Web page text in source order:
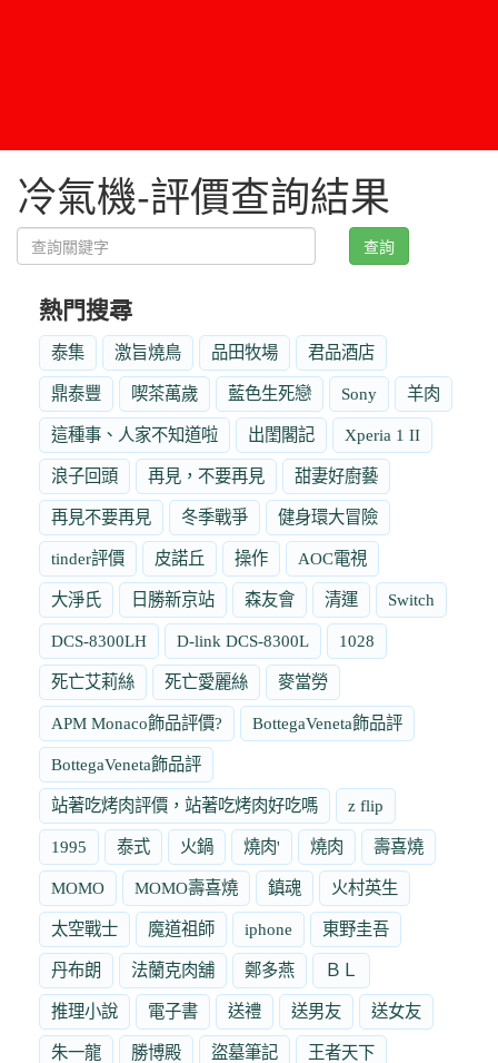
冷氣機-評價查詢結果
查詢
熱門搜尋
泰集 激旨燒鳥 品田牧場 君品酒店
鼎泰豐 喫茶萬歲 藍色生死戀 Sony 羊肉
這種事、人家不知道啦 出閨閣記 Xperia 1 II
浪子回頭 再見，不要再見 甜妻好廚藝
再見不要再見 冬季戰爭 健身環大冒險
tinder評價 皮諾丘 操作 AOC電視
大淨氏 日勝新京站 森友會 清運 Switch
DCS-8300LH D-link DCS-8300L 1028
死亡艾莉絲 死亡愛麗絲 麥當勞
APM Monaco飾品評價? BottegaVeneta飾品評
BottegaVeneta飾品評
站著吃烤肉評價，站著吃烤肉好吃嗎 z flip
1995 泰式 火鍋 燒肉' 燒肉 壽喜燒
MOMO MOMO壽喜燒 鎮魂 火村英生
太空戰士 魔道祖師 iphone 東野圭吾
丹布朗 法蘭克肉舖 鄭多燕 ＢＬ
推理小說 電子書 送禮 送男友 送女友
朱一龍 勝博殿 盜墓筆記 王者天下